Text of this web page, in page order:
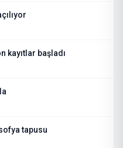
kayıtlar başladı
tapusu